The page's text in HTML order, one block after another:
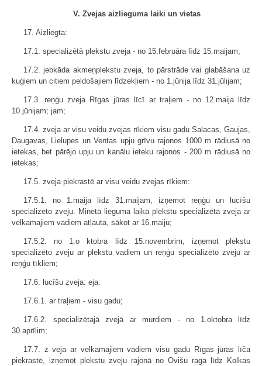
V. Zvejas aizlieguma laiki un vietas
17. Aizliegta:
17.1. specializētā plekstu zveja - no 15.februāra līdz 15.maijam;
17.2. jebkāda akmeņplekstu zveja, to pārstrāde vai glabāšana uz
kuģiem un citiem peldošajiem līdzekļiem - no 1.jūnija līdz 31.jūlijam;
17.3. reņģu zveja Rīgas jūras līcī ar traļiem - no 12.maija līdz
10.jūnijam; jam;
17.4. zveja ar visu veidu zvejas rīkiem visu gadu Salacas, Gaujas,
Daugavas, Lielupes un Ventas upju grīvu rajonos 1000 m rādiusā no
ietekas, bet pārējo upju un kanālu ieteku rajonos - 200 m rādiusā no
ietekas;
17.5. zveja piekrastē ar visu veidu zvejas rīkiem:
17.5.1. no 1.maija līdz 31.maijam, izņemot reņģu un lucīšu
specializēto zveju. Minētā lieguma laikā plekstu specializētā zveja ar
velkamajiem vadiem atļauta, sākot ar 16.maiju;
17.5.2. no 1.o ktobra līdz 15.novembrim, izņemot plekstu
specializēto zveju ar plekstu vadiem un reņģu specializēto zveju ar
reņģu tīkliem;
17.6. lucīšu zveja: eja:
17.6.1. ar traļiem - visu gadu;
17.6.2. specializētajā zvejā ar murdiem - no 1.oktobra līdz
30.aprīlim;
17.7. z veja ar velkamajiem vadiem visu gadu Rīgas jūras līča
piekrastē, izņemot plekstu zveju rajonā no Ovišu raga līdz Kolkas